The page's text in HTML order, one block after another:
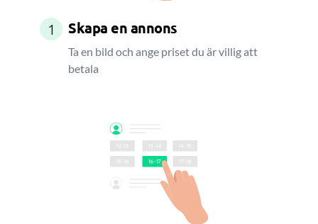
1 Skapa en annons
Ta en bild och ange priset du är villig att
betala